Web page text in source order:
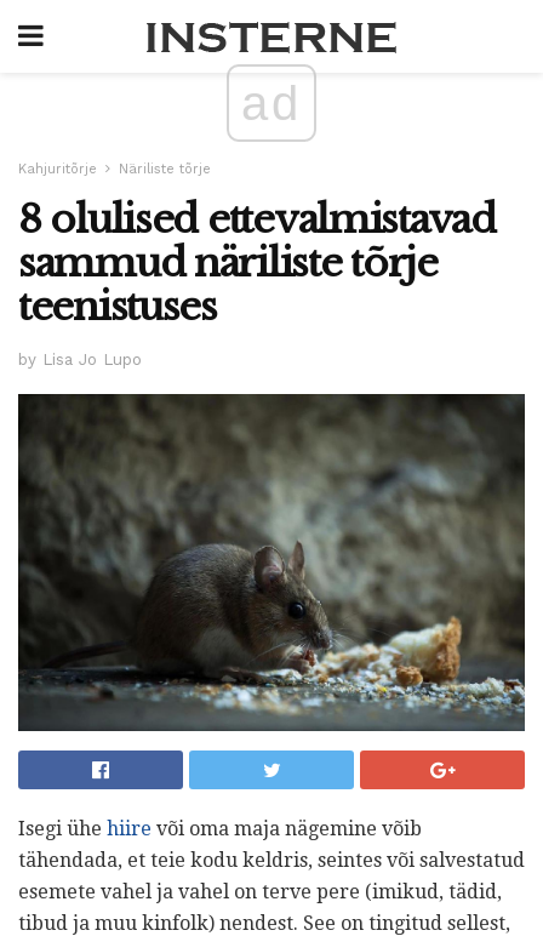
ad
Kahjuritõrje Näriliste tõrje
8 olulised ettevalmistavad
sammud näriliste tõrje
teenistuses
by Lisa Jo Lupo
Isegi ühe hiire või oma maja nägemine võib
tähendada, et teie kodu keldris, seintes või salvestatud
esemete vahel ja vahel on terve pere (imikud, tädid,
tibud ja muu kinfolk) nendest. See on tingitud sellest,